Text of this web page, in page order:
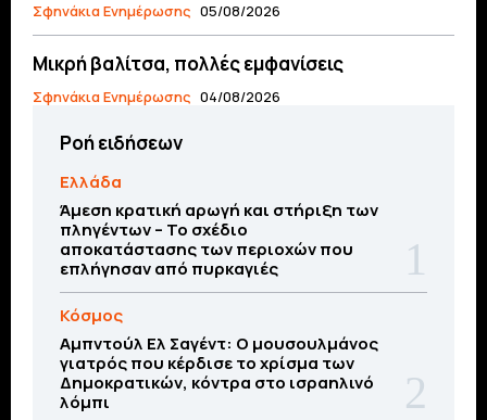
Σφηνάκια Ενημέρωσης 05/08/2026
Μικρή βαλίτσα, πολλές εμφανίσεις
Σφηνάκια Ενημέρωσης 04/08/2026
Ροή ειδήσεων
Ελλάδα
Άμεση κρατική αρωγή και στήριξη των
πληγέντων – Το σχέδιο
αποκατάστασης των περιοχών που
επλήγησαν από πυρκαγιές
Κόσμος
Αμπντούλ Ελ Σαγέντ: Ο μουσουλμάνος
γιατρός που κέρδισε το χρίσμα των
Δημοκρατικών, κόντρα στο ισραηλινό
λόμπι